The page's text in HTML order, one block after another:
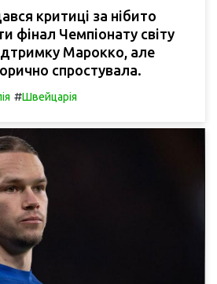
критиці за нібито
фінал Чемпіонату світу
Марокко, але
спростувала.
#Швейцарія